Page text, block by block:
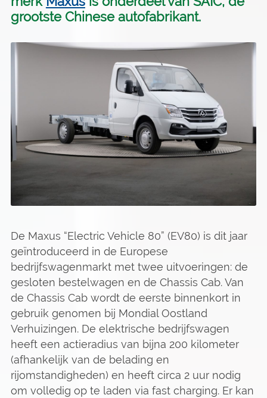
grootste Chinese autofabrikant.
De Maxus “Electric Vehicle 80” (EV80) is dit jaar
geïntroduceerd in de Europese
bedrijfswagenmarkt met twee uitvoeringen: de
gesloten bestelwagen en de Chassis Cab. Van
de Chassis Cab wordt de eerste binnenkort in
gebruik genomen bij Mondial Oostland
Verhuizingen. De elektrische bedrijfswagen
heeft een actieradius van bijna 200 kilometer
(afhankelijk van de belading en
rijomstandigheden) en heeft circa 2 uur nodig
om volledig op te laden via fast charging. Er kan